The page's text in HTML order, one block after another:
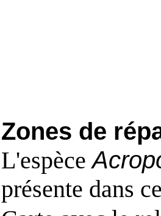
Zones de
L'espèce
présente dans